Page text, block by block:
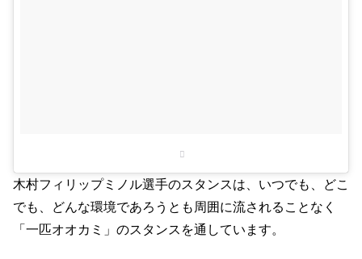
木村フィリップミノル選手のスタンスは、いつでも、どこ
でも、どんな環境であろうとも周囲に流されることなく
「一匹オオカミ」のスタンスを通しています。